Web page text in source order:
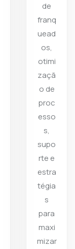
de
franq
uead
os,
otimi
zaçã
o de
proc
esso
s,
supo
rte e
estra
tégia
s
para
maxi
mizar